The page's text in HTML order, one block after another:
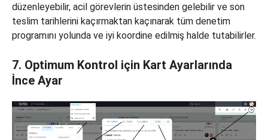
düzenleyebilir, acil görevlerin üstesinden gelebilir ve son
teslim tarihlerini kaçırmaktan kaçınarak tüm denetim
programını yolunda ve iyi koordine edilmiş halde tutabilirler.
7. Optimum Kontrol için Kart Ayarlarında
İnce Ayar